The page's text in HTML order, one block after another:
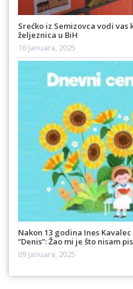
Srećko iz Semizovca vodi
željeznica u BiH
16 Januara, 2025
Nakon 13 godina Ines
“Denis”: Žao mi je što nisam
09 Januara, 2025